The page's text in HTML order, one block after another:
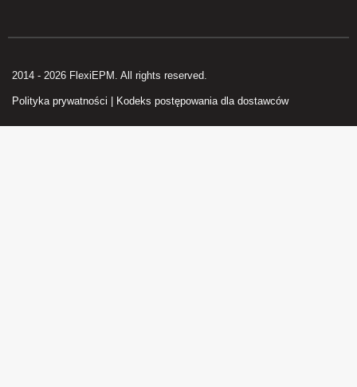
2014 - 2026 FlexiEPM. All rights reserved.
Polityka prywatności Kodeks postępowania dla dostawców